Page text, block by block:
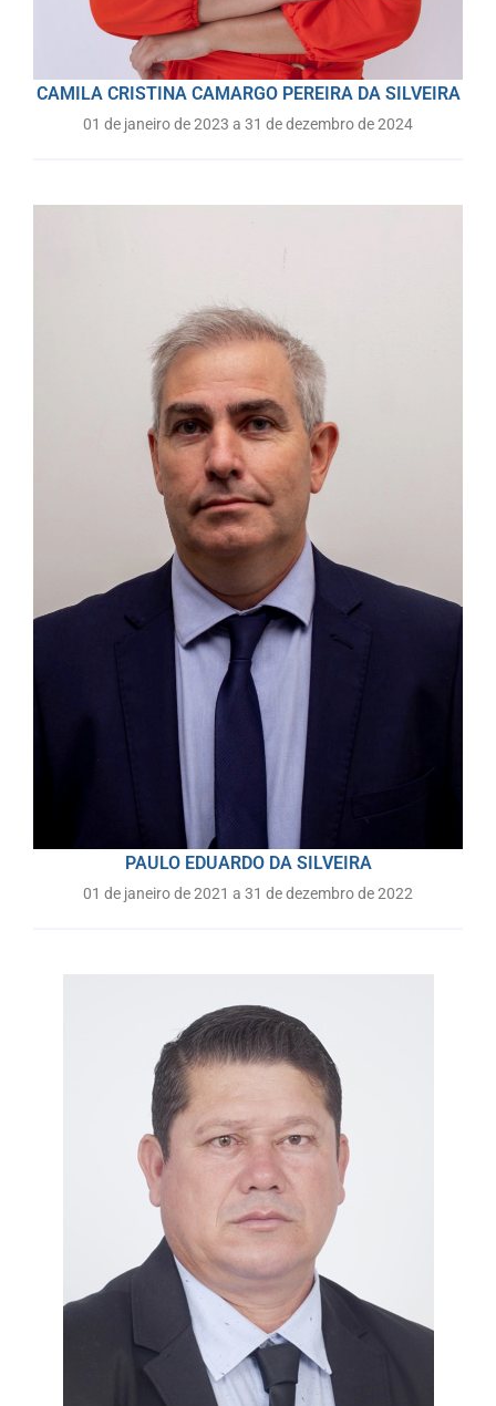
CAMILA CRISTINA CAMARGO PEREIRA DA SILVEIRA
01 de janeiro de 2023 a 31 de dezembro de 2024
PAULO EDUARDO DA SILVEIRA
01 de janeiro de 2021 a 31 de dezembro de 2022